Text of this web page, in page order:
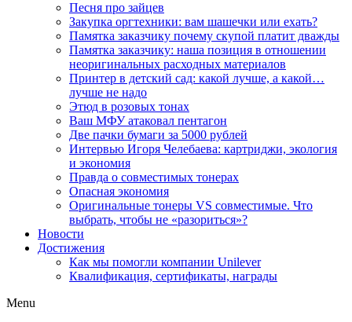
Песня про зайцев
Закупка оргтехники: вам шашечки или ехать?
Памятка заказчику почему скупой платит дважды
Памятка заказчику: наша позиция в отношении
неоригинальных расходных материалов
Принтер в детский сад: какой лучше, а какой…
лучше не надо
Этюд в розовых тонах
Ваш МФУ атаковал пентагон
Две пачки бумаги за 5000 рублей
Интервью Игоря Челебаева: картриджи, экология
и экономия
Правда о совместимых тонерах
Опасная экономия
Оригинальные тонеры VS совместимые. Что
выбрать, чтобы не «разориться»?
Новости
Достижения
Как мы помогли компании Unilever
Квалификация, сертификаты, награды
Menu